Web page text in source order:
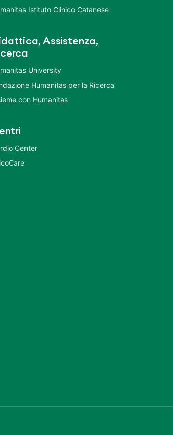
Istituto Clinico Catanese
Assistenza,
University
Humanitas per la Ricerca
con Humanitas
Center